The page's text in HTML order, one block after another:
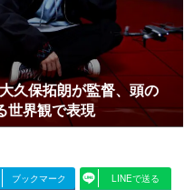
久保拓朗が監督、頭の
世界観で表現
ブックマーク LINEで送る